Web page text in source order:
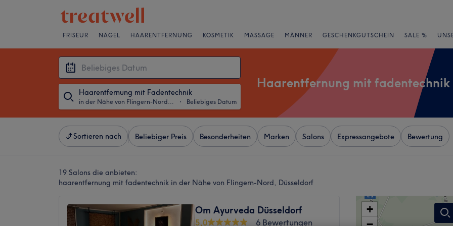
FRISEUR NÄGEL HAARENTFERNUNG KOSMETIK MASSAGE MÄNNER GESCHENKGUTSCHEIN SALE %
Haarentfernung mit Fadentechnik
in der Nähe von Flingern-Nord, Düsseldorf ・ Beliebiges Datum
Haarentfernung mit fadentechnik
Sortieren nach Beliebiger Preis Besonderheiten Marken Salons Expressangebote Bewertung
19 Salons die anbieten:
haarentfernung mit fadentechnik in der Nähe von Flingern-Nord, Düsseldorf
Om Ayurveda Düsseldorf
5,0
6 Bewertungen
+